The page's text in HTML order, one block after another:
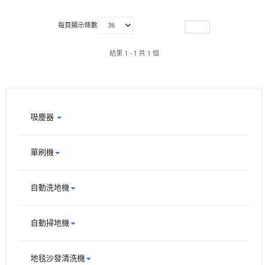
每頁顯示條數
結果 1 - 1 共 1 個
吸塵器
單刷機
自動洗地機
自動掃地機
地毯沙發清洗機